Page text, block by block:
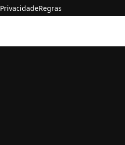
PrivacidadeRegras